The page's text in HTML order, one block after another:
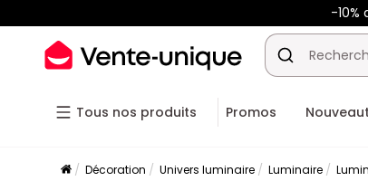
-
Tous nos produits Promos
Décoration Univers luminaire Luminaire